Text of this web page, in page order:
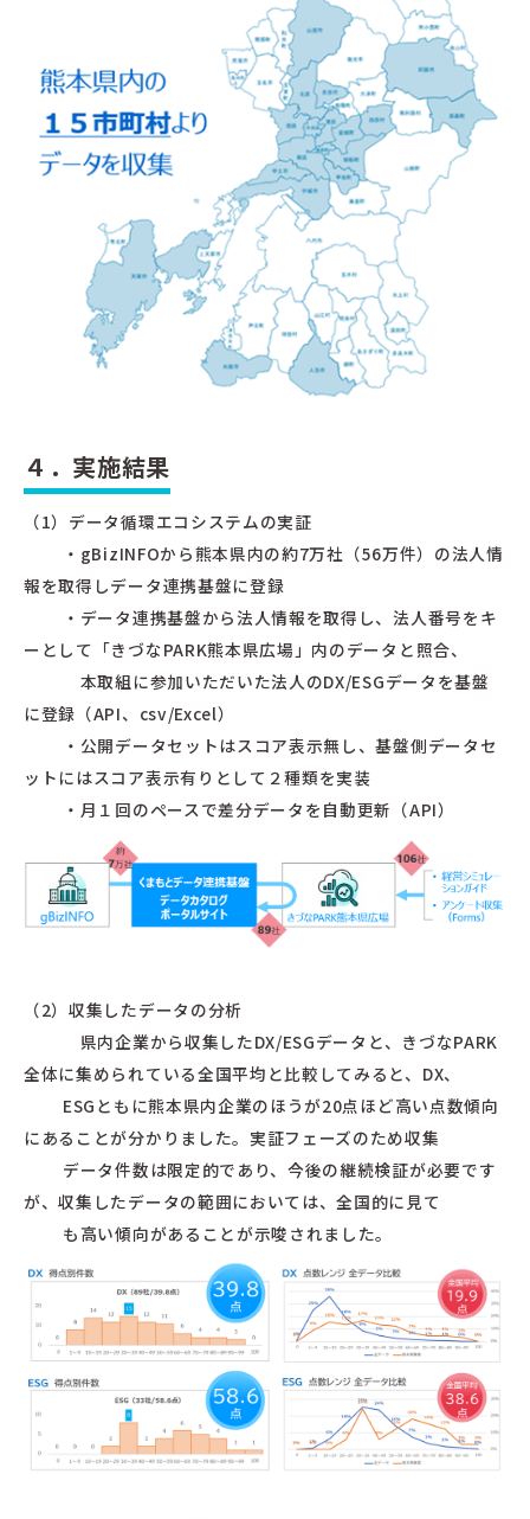
４．実施結果
（1）データ循環エコシステムの実証
・gBizINFOから熊本県内の約7万社（56万件）の法人情
報を取得しデータ連携基盤に登録
・データ連携基盤から法人情報を取得し、法人番号をキ
ーとして「きづなPARK熊本県広場」内のデータと照合、
本取組に参加いただいた法人のDX/ESGデータを基盤
に登録（API、csv/Excel）
・公開データセットはスコア表示無し、基盤側データセ
ットにはスコア表示有りとして２種類を実装
・月１回のペースで差分データを自動更新（API）
（2）収集したデータの分析
県内企業から収集したDX/ESGデータと、きづなPARK
全体に集められている全国平均と比較してみると、DX、
ESGともに熊本県内企業のほうが20点ほど高い点数傾向
にあることが分かりました。実証フェーズのため収集
データ件数は限定的であり、今後の継続検証が必要です
が、収集したデータの範囲においては、全国的に見て
も高い傾向があることが示唆されました。